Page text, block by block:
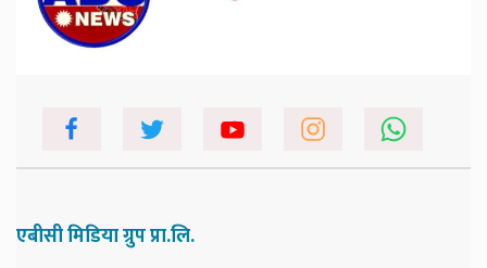
एबीसी मिडिया ग्रुप प्रा.लि.